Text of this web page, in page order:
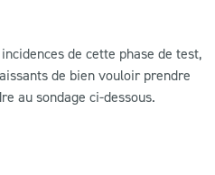
de cette phase de test,
de bien vouloir prendre
au sondage ci-dessous.